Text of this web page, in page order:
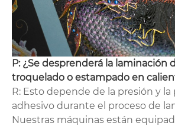
P: ¿Se desprenderá la laminación
troquelado o estampado en
R: Esto depende de la presión y la
adhesivo durante el proceso de
Nuestras máquinas están